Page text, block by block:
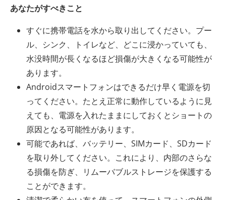
あなたがすべきこと
すぐに携帯電話を水から取り出してください。プー
ル、シンク、トイレなど、どこに浸かっていても、
水没時間が長くなるほど損傷が大きくなる可能性が
あります。
Androidスマートフォンはできるだけ早く電源を切
ってください。たとえ正常に動作しているように見
えても、電源を入れたままにしておくとショートの
原因となる可能性があります。
可能であれば、バッテリー、SIMカード、SDカード
を取り外してください。これにより、内部のさらな
る損傷を防ぎ、リムーバブルストレージを保護する
ことができます。